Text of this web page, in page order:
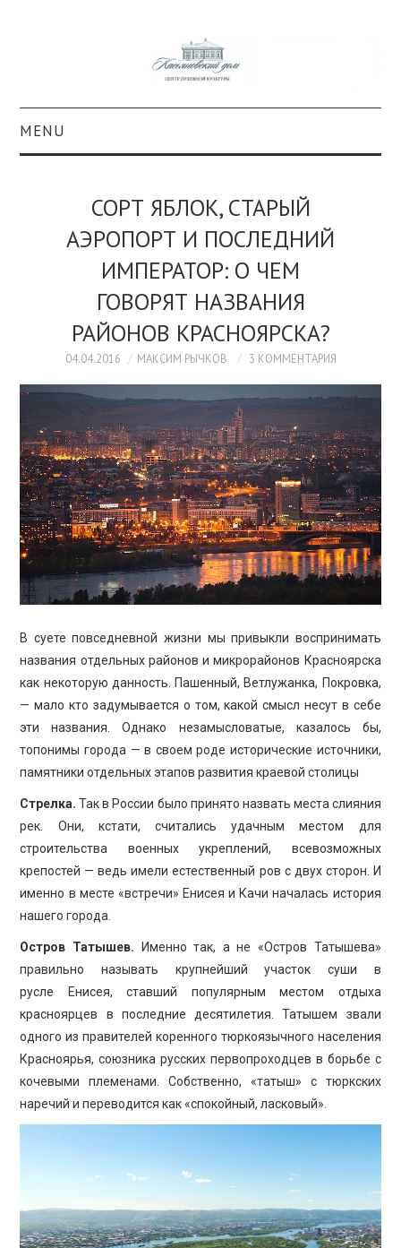
MENU
КОЛЛЕКЦИИ
#КАСДОМ
КУЛЬТУРА
ОБРАЗОВАНИЕ
ПРОСВЕЩЕНИЕ
СОРТ ЯБЛОК, СТАРЫЙ
АЭРОПОРТ И ПОСЛЕДНИЙ
ИМПЕРАТОР: О ЧЕМ
ГОВОРЯТ НАЗВАНИЯ
РАЙОНОВ КРАСНОЯРСКА?
04.04.2016 МАКСИМ РЫЧКОВ 3 КОММЕНТАРИЯ
В суете повседневной жизни мы привыкли воспринимать
названия отдельных районов и микрорайонов Красноярска
как некоторую данность. Пашенный, Ветлужанка, Покровка,
— мало кто задумывается о том, какой смысл несут в себе
эти названия. Однако незамысловатые, казалось бы,
топонимы города — в своем роде исторические источники,
памятники отдельных этапов развития краевой столицы
Стрелка.Так в России было принято назвать места слияния
рек. Они, кстати, считались удачным местом для
строительства военных укреплений, всевозможных
крепостей — ведь имели естественный ров с двух сторон. И
именно в месте «встречи» Енисея и Качи началась история
нашего города.
Остров Татышев.
Именно так, а не «Остров Татышева»
правильно называть крупнейший участок суши в
русле Енисея, ставший популярным местом отдыха
красноярцев в последние десятилетия. Татышем звали
одного из правителей коренного тюркоязычного населения
Красноярья, союзника русских первопроходцев в борьбе с
кочевыми племенами. Собственно, «татыш» с тюркских
наречий и переводится как «спокойный, ласковый».